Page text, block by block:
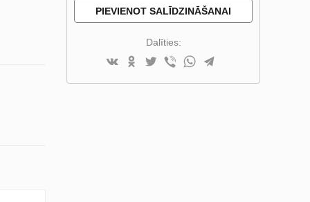
PIEVIENOT SALĪDZINĀŠANAI
Dalīties: